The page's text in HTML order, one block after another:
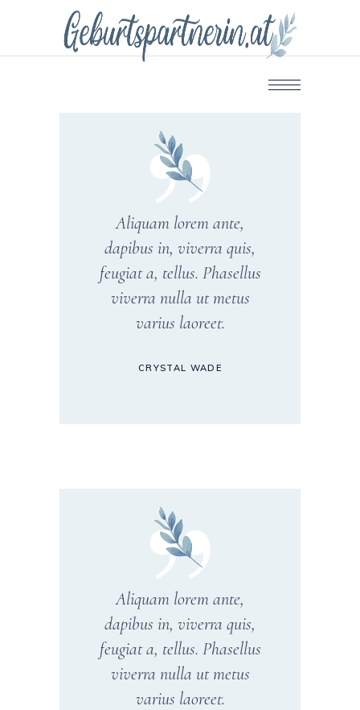
Aliquam lorem ante,
dapibus in, viverra quis,
feugiat a, tellus. Phasellus
viverra nulla ut metus
varius laoreet.
CRYSTAL WADE
Aliquam lorem ante,
dapibus in, viverra quis,
feugiat a, tellus. Phasellus
viverra nulla ut metus
varius laoreet.